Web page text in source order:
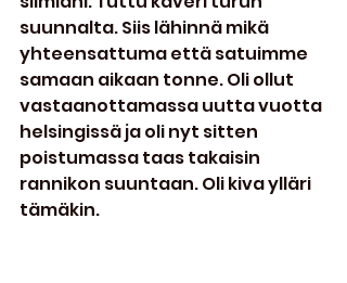
suunnalta. Siis lähinnä mikä
yhteensattuma että satuimme
samaan aikaan tonne. Oli ollut
vastaanottamassa uutta vuotta
helsingissä ja oli nyt sitten
poistumassa taas takaisin
rannikon suuntaan. Oli kiva ylläri
tämäkin.